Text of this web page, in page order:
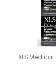
XLS Medical